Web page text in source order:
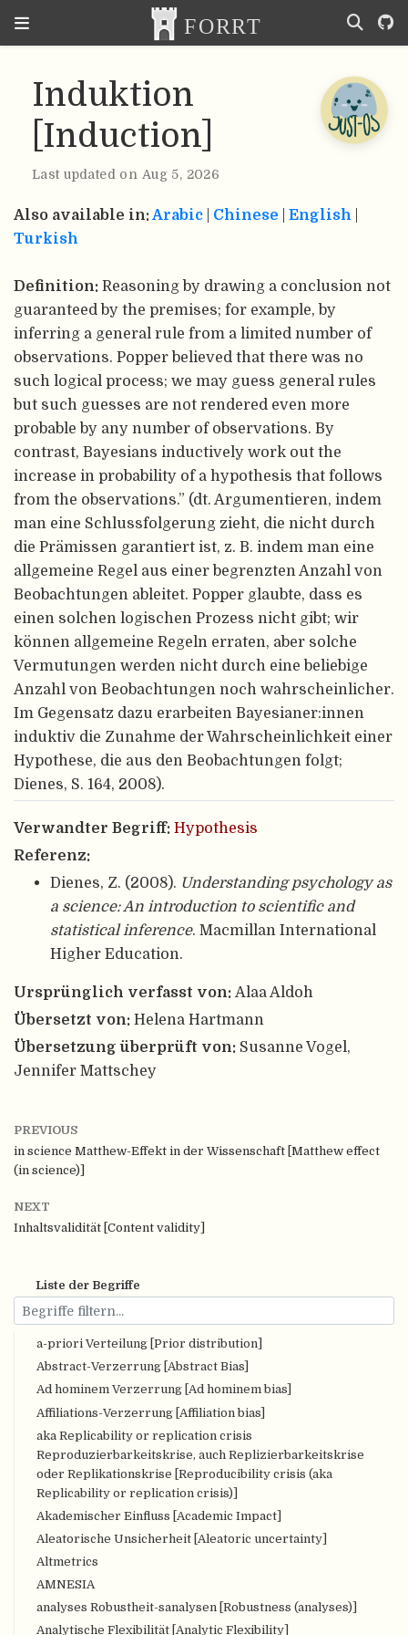
Liste der Begriffe
a-priori Verteilung [Prior distribution]
Abstract-Verzerrung [Abstract Bias]
Ad hominem Verzerrung [Ad hominem bias]
Affiliations-Verzerrung [Affiliation bias]
aka Replicability or replication crisis
Reproduzierbarkeitskrise, auch Replizierbarkeitskrise
oder Replikationskrise [Reproducibility crisis (aka
Replicability or replication crisis)]
Akademischer Einfluss [Academic Impact]
Aleatorische Unsicherheit [Aleatoric uncertainty]
Altmetrics
AMNESIA
analyses Robustheit-sanalysen [Robustness (analyses)]
Analytische Flexibilität [Analytic Flexibility]
Induktion
[Induction]
Last updated on Aug 5, 2026
Also available in:Arabic Chinese English
Turkish
Definition: Reasoning by drawing a conclusion not
guaranteed by the premises; for example, by
inferring a general rule from a limited number of
observations. Popper believed that there was no
such logical process; we may guess general rules
but such guesses are not rendered even more
probable by any number of observations. By
contrast, Bayesians inductively work out the
increase in probability of a hypothesis that follows
from the observations.” (dt. Argumentieren, indem
man eine Schlussfolgerung zieht, die nicht durch
die Prämissen garantiert ist, z. B. indem man eine
allgemeine Regel aus einer begrenzten Anzahl von
Beobachtungen ableitet. Popper glaubte, dass es
einen solchen logischen Prozess nicht gibt; wir
können allgemeine Regeln erraten, aber solche
Vermutungen werden nicht durch eine beliebige
Anzahl von Beobachtungen noch wahrscheinlicher.
Im Gegensatz dazu erarbeiten Bayesianer:innen
induktiv die Zunahme der Wahrscheinlichkeit einer
Hypothese, die aus den Beobachtungen folgt;
Dienes, S. 164, 2008).
Verwandter Begriff: Hypothesis
Referenz:
Dienes, Z. (2008). Understanding psychology as
a science: An introduction to scientific and
statistical inference. Macmillan International
Higher Education.
Ursprünglich verfasst von: Alaa Aldoh
Übersetzt von: Helena Hartmann
Übersetzung überprüft von: Susanne Vogel,
Jennifer Mattschey
PREVIOUS
in science Matthew-Effekt in der Wissenschaft [Matthew effect
(in science)]
NEXT
Inhaltsvalidität [Content validity]